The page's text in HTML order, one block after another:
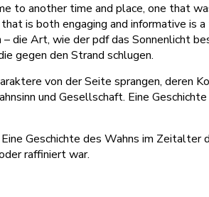
to another time and place, one that
is both engaging and informative is
Art, wie der pdf das Sonnenlicht
gegen den Strand schlugen.
von der Seite sprangen, deren
und Gesellschaft. Eine
Geschichte des Wahns im Zeitalter
raffiniert war.